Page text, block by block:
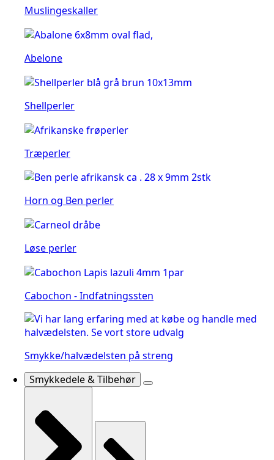
Muslingeskaller
Abelone
Shellperler
Træperler
Horn og Ben perler
Løse perler
Cabochon - Indfatningssten
Smykke/halvædelsten på streng
Smykkedele & Tilbehør